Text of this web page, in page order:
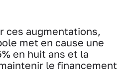
ces augmentations,
met en cause une
en huit ans et la
le financement